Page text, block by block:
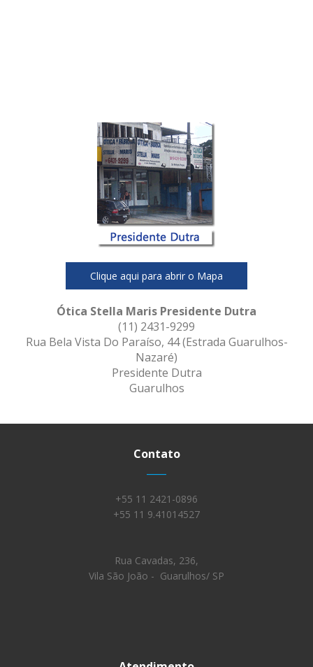
Clique aqui para abrir o Mapa
Ótica Stella Maris Presidente Dutra
(11) 2431-9299
Rua Bela Vista Do Paraíso, 44 (Estrada Guarulhos-
Nazaré)
Presidente Dutra
Guarulhos
Contato
+55 11 2421-0896
+55 11 9.41014527
Rua Cavadas, 236,
Vila São João - Guarulhos/ SP